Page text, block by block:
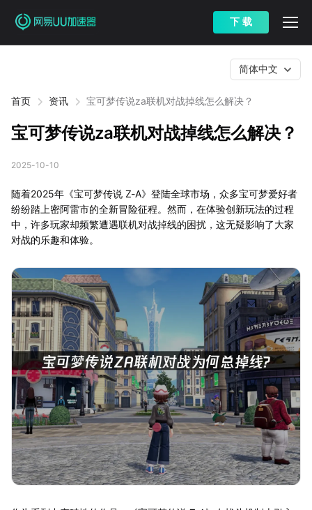
下 载
首页 资讯 宝可梦传说za联机对战掉线怎么解决？
简体中文
宝可梦传说za联机对战掉线怎么解决？
2025-10-10
随着2025年《宝可梦传说 Z-A》登陆全球市场，众多宝可梦爱好者
纷纷踏上密阿雷市的全新冒险征程。然而，在体验创新玩法的过程
中，许多玩家却频繁遭遇联机对战掉线的困扰，这无疑影响了大家
对战的乐趣和体验。